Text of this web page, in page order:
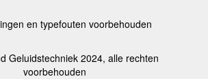
en typefouten voorbehouden
Geluidstechniek 2024, alle rechten
voorbehouden